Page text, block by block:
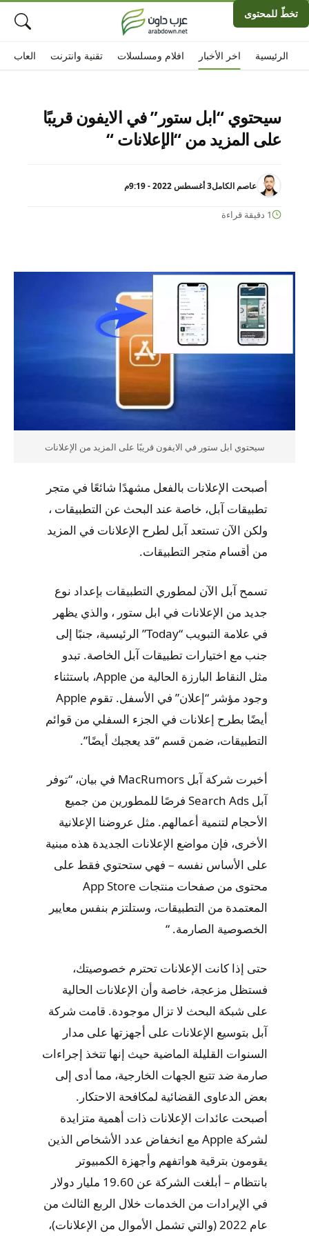
تخطّ للمحتوى
الرئيسية افلام ومسلسلات تقنية وانترنت العاب اخر الأخبار
سيحتوي “ابل ستور” في الايفون قريبًا
على المزيد من “الإعلانات “
عاصم الكامل3 أغسطس 2022 - 9:19م
1 دقيقة قراءة
سيحتوي ابل ستور في الايفون قريبًا على المزيد من الإعلانات
أصبحت الإعلانات بالفعل مشهدًا شائعًا في متجر
تطبيقات آبل، خاصة عند البحث عن التطبيقات ،
ولكن الآن تستعد آبل لطرح الإعلانات في المزيد
من أقسام متجر التطبيقات.
تسمح آبل الآن لمطوري التطبيقات بإعداد نوع
جديد من الإعلانات في ابل ستور ، والذي يظهر
في علامة التبويب “Today” الرئيسية، جنبًا إلى
جنب مع اختيارات تطبيقات آبل الخاصة. تبدو
مثل النقاط البارزة الحالية من Apple، باستثناء
وجود مؤشر “إعلان” في الأسفل. تقوم Apple
أيضًا بطرح إعلانات في الجزء السفلي من قوائم
التطبيقات، ضمن قسم “قد يعجبك أيضًا”.
أخبرت شركة آبل MacRumors في بيان، “توفر
آبل Search Ads فرصًا للمطورين من جميع
الأحجام لتنمية أعمالهم. مثل عروضنا الإعلانية
الأخرى، فإن مواضع الإعلانات الجديدة هذه مبنية
على الأساس نفسه – فهي ستحتوي فقط على
محتوى من صفحات منتجات App Store
المعتمدة من التطبيقات، وستلتزم بنفس معايير
الخصوصية الصارمة. “
حتى إذا كانت الإعلانات تحترم خصوصيتك،
فستظل مزعجة، خاصة وأن الإعلانات الحالية
على شبكة البحث لا تزال موجودة. قامت شركة
آبل بتوسيع الإعلانات على أجهزتها على مدار
السنوات القليلة الماضية حيث إنها تتخذ إجراءات
صارمة ضد تتبع الجهات الخارجية، مما أدى إلى
بعض الدعاوى القضائية لمكافحة الاحتكار.
أصبحت عائدات الإعلانات ذات أهمية متزايدة
لشركة Apple مع انخفاض عدد الأشخاص الذين
يقومون بترقية هواتفهم وأجهزة الكمبيوتر
بانتظام – أبلغت الشركة عن 19.60 مليار دولار
في الإيرادات من الخدمات خلال الربع الثالث من
عام 2022 (والتي تشمل الأموال من الإعلانات)،